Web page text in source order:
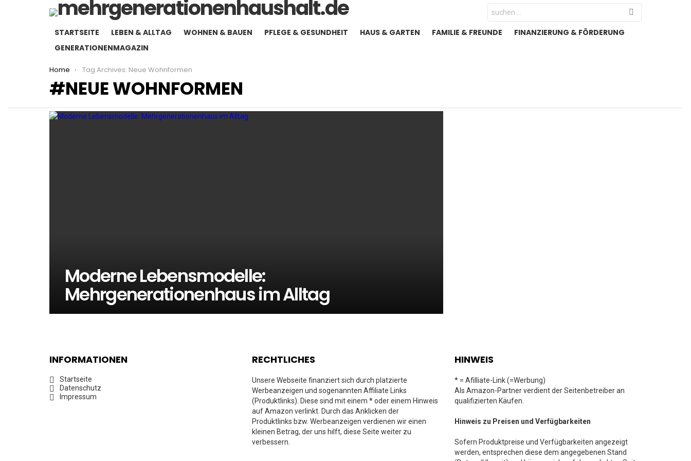
Search
for:
STARTSEITE LEBEN & ALLTAG WOHNEN & BAUEN PFLEGE & GESUNDHEIT HAUS & GARTEN FAMILIE & FREUNDE
FINANZIERUNG & FÖRDERUNG
GENERATIONENMAGAZIN
You are here:
Home Tag Archives: Neue Wohnformen
NEUE WOHNFORMEN
LATEST
Moderne Lebensmodelle:
Mehrgenerationenhaus im Alltag
INFORMATIONEN
Startseite
Datenschutz
Impressum
RECHTLICHES
Unsere Webseite finanziert sich durch platzierte
Werbeanzeigen und sogenannten Affiliate Links
(Produktlinks). Diese sind mit einem * oder einem Hinweis
auf Amazon verlinkt. Durch das Anklicken der
Produktlinks bzw. Werbeanzeigen verdienen wir einen
kleinen Betrag, der uns hilft, diese Seite weiter zu
verbessern.
HINWEIS
* = Afilliate-Link (=Werbung)
Als Amazon-Partner verdient der Seitenbetreiber an
qualifizierten Käufen.
Hinweis zu Preisen und Verfügbarkeiten
Sofern Produktpreise und Verfügbarkeiten angezeigt
werden, entsprechen diese dem angegebenen Stand